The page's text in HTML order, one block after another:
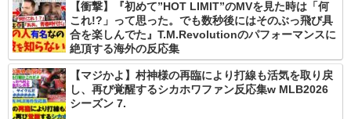
【衝撃】『初めて”HOT LIMIT”のMVを見た時は「何
これ!?」って思った。でも数秒後にはそのぶっ飛び具
合を楽しんでた』T.M.Revolutionのパフォーマンスに
絶頂する海外の反応集
【マジかよ】村神様の再臨により打線も活気を取り戻
し、再び覚醒するシカホワファン反応集w MLB2026
シーズン 7.